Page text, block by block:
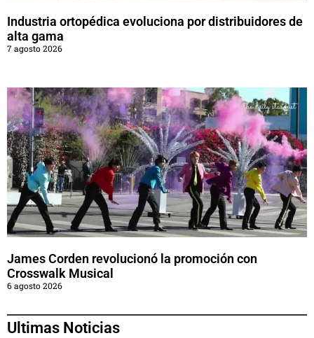
Industria ortopédica evoluciona por distribuidores de
alta gama
7 agosto 2026
James Corden revolucionó la promoción con
Crosswalk Musical
6 agosto 2026
Ultimas Noticias